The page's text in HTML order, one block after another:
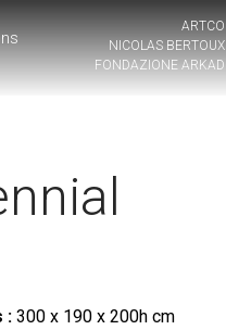
ARTCO
NICOLAS BERTOUX
FONDAZIONE ARKAD
:300 x 190 x 200h cm